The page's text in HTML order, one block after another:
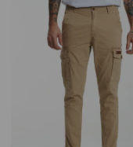
Ropa Interior
Canguros
Camperas
Camisas y blusas
Vestidos
Sherpas